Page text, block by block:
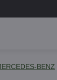
BENZ